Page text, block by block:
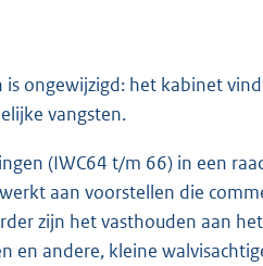
ongewijzigd: het kabinet
vangsten.
(IWC64 t/m 66) in een
aan voorstellen die
zijn het vasthouden aan
en andere, kleine